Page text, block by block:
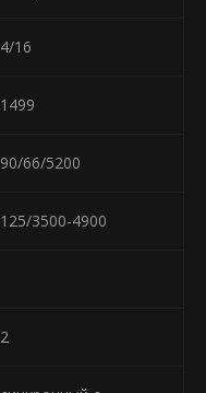
4/16
1499
90/66/5200
125/3500-4900
2